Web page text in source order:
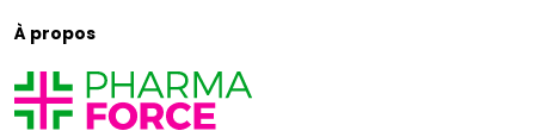
À propos